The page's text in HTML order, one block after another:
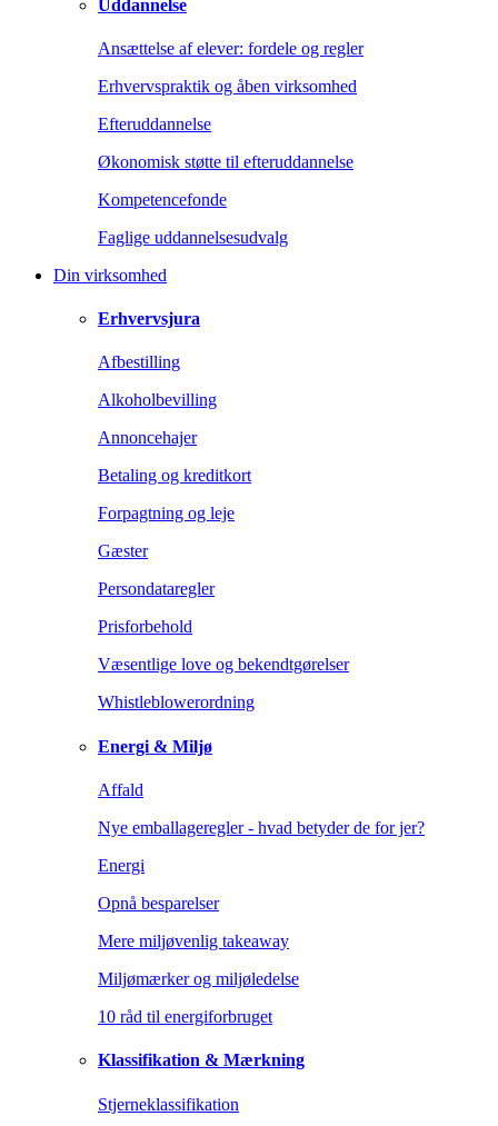
Uddannelse
Ansættelse af elever: fordele og regler
Erhvervspraktik og åben virksomhed
Efteruddannelse
Økonomisk støtte til efteruddannelse
Kompetencefonde
Faglige uddannelsesudvalg
Din virksomhed
Erhvervsjura
Afbestilling
Alkoholbevilling
Annoncehajer
Betaling og kreditkort
Forpagtning og leje
Gæster
Persondataregler
Prisforbehold
Væsentlige love og bekendtgørelser
Whistleblowerordning
Energi & Miljø
Affald
Nye emballageregler - hvad betyder de for jer?
Energi
Opnå besparelser
Mere miljøvenlig takeaway
Miljømærker og miljøledelse
10 råd til energiforbruget
Klassifikation & Mærkning
Stjerneklassifikation